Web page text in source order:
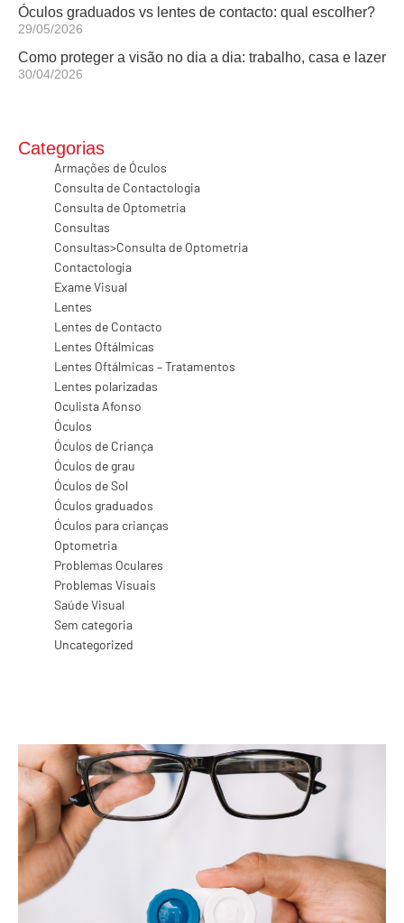
Óculos graduados vs lentes de contacto: qual escolher?
29/05/2026
Como proteger a visão no dia a dia: trabalho, casa e lazer
30/04/2026
Categorias
Armações de Óculos
Consulta de Contactologia
Consulta de Optometria
Consultas
Consultas>Consulta de Optometria
Contactologia
Exame Visual
Lentes
Lentes de Contacto
Lentes Oftálmicas
Lentes Oftálmicas – Tratamentos
Lentes polarizadas
Oculista Afonso
Óculos
Óculos de Criança
Óculos de grau
Óculos de Sol
Óculos graduados
Óculos para crianças
Optometria
Problemas Oculares
Problemas Visuais
Saúde Visual
Sem categoria
Uncategorized